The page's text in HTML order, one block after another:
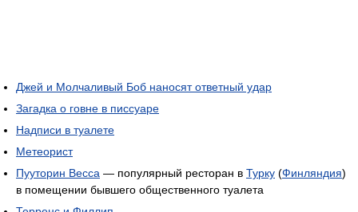
Джей и Молчаливый Боб наносят ответный удар
Загадка о говне в писсуаре
Надписи в туалете
Метеорист
Пууторин Весса — популярный ресторан в Турку (Финляндия)
в помещении бывшего общественного туалета